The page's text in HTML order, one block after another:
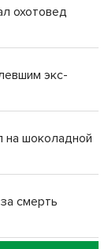
охотовед
экс-
на шоколадной
смерть